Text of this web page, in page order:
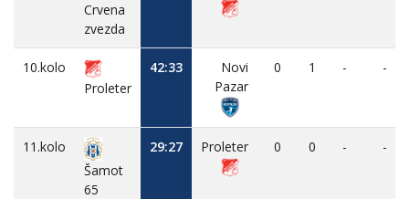
Crvena
zvezda
10.kolo
Proleter
42:33
Novi
Pazar
0 1 - -
11.kolo
Šamot
65
29:27 Proleter 0 0 - -